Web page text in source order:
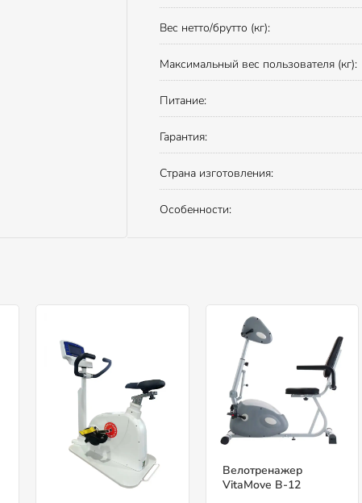
Вес нетто/брутто (кг):
Максимальный вес пользователя (кг):
Питание:
Гарантия:
Страна изготовления:
Особенности:
Велотренажер
VitaMove B-12